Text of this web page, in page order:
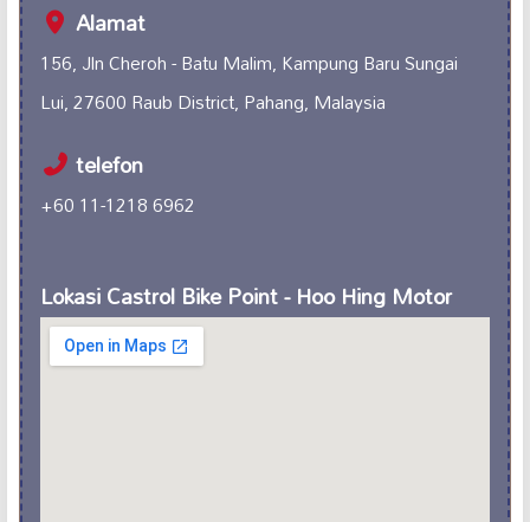
Alamat
156, Jln Cheroh - Batu Malim, Kampung Baru Sungai
Lui, 27600 Raub District, Pahang, Malaysia
telefon
+60 11-1218 6962
Lokasi Castrol Bike Point - Hoo Hing Motor